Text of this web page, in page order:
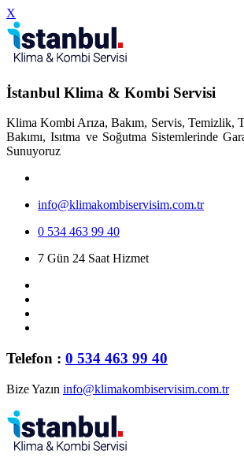
X
İstanbul Klima & Kombi Servisi
Klima Kombi Arıza, Bakım, Servis, Temizlik,
Bakımı, Isıtma ve Soğutma Sistemlerinde
Sunuyoruz
info@klimakombiservisim.com.tr
0 534 463 99 40
7 Gün 24 Saat Hizmet
Telefon : 0 534 463 99 40
Bize Yazın info@klimakombiservisim.com.tr